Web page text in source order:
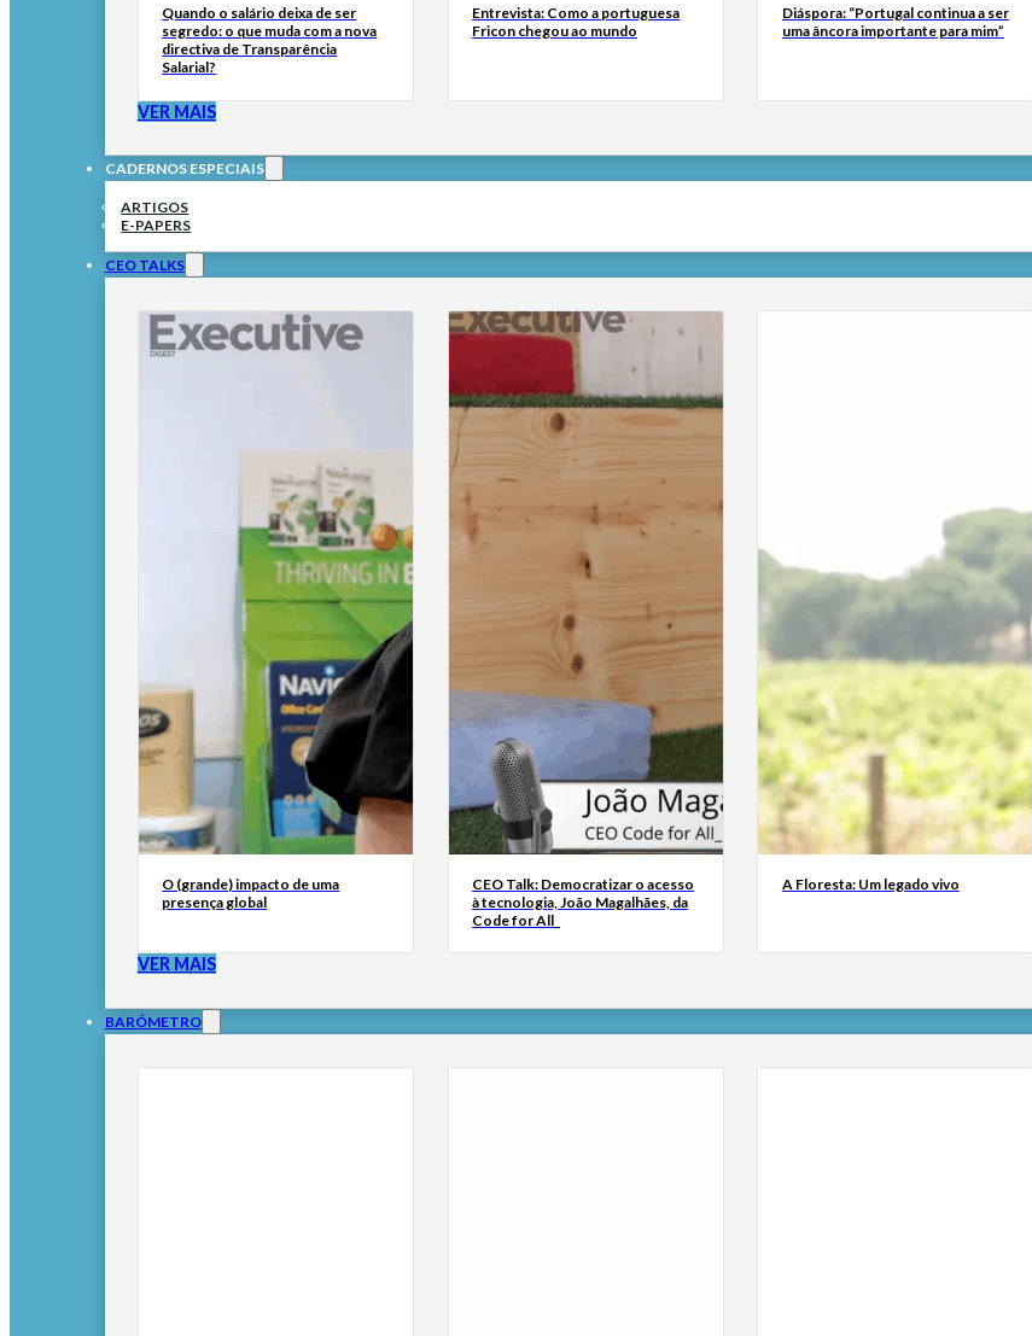
Quando o salário deixa de ser
segredo: o que muda com a nova
directiva de Transparência
Salarial?
Entrevista: Como a portuguesa
Fricon chegou ao mundo
Diáspora: “Portugal continua a ser
uma âncora importante para mim”
VER MAIS
CADERNOS ESPECIAIS
ARTIGOS
E-PAPERS
CEO TALKS
O (grande) impacto de uma
presença global
CEO Talk: Democratizar o acesso
à tecnologia, João Magalhães, da
Code for All_
A Floresta: Um legado vivo
VER MAIS
BARÓMETRO